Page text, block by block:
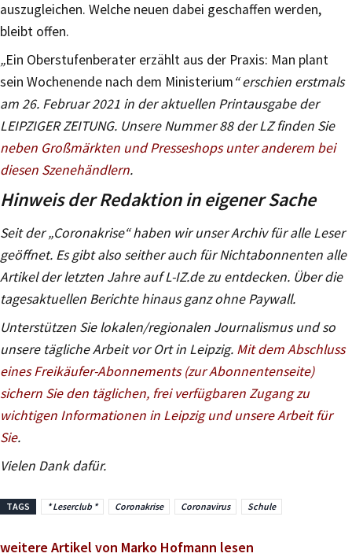
auszugleichen. Welche neuen dabei geschaffen werden,
bleibt offen.
„Ein Oberstufenberater erzählt aus der Praxis: Man plant
sein Wochenende nach dem Ministerium“ erschien erstmals
am 26. Februar 2021 in der aktuellen Printausgabe der
LEIPZIGER ZEITUNG. Unsere Nummer 88 der LZ finden Sie
neben Großmärkten und Presseshops unter anderem bei
diesen Szenehändlern.
Hinweis der Redaktion in eigener Sache
Seit der „Coronakrise“ haben wir unser Archiv für alle Leser
geöffnet. Es gibt also seither auch für Nichtabonnenten alle
Artikel der letzten Jahre auf L-IZ.de zu entdecken. Über die
tagesaktuellen Berichte hinaus ganz ohne Paywall.
Unterstützen Sie lokalen/regionalen Journalismus und so
unsere tägliche Arbeit vor Ort in Leipzig. Mit dem Abschluss
eines Freikäufer-Abonnements (zur Abonnentenseite)
sichern Sie den täglichen, frei verfügbaren Zugang zu
wichtigen Informationen in Leipzig und unsere Arbeit für
Sie.
Vielen Dank dafür.
TAGS * Leserclub * Coronakrise Coronavirus Schule
weitere Artikel von Marko Hofmann lesen